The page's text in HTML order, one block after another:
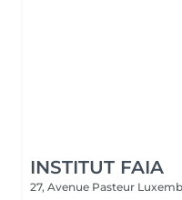
INSTITUT FAIA
27, Avenue Pasteur